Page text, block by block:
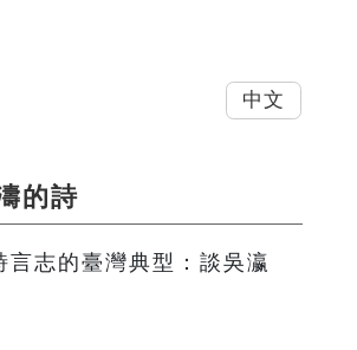
的詩
志的臺灣典型：談吳瀛